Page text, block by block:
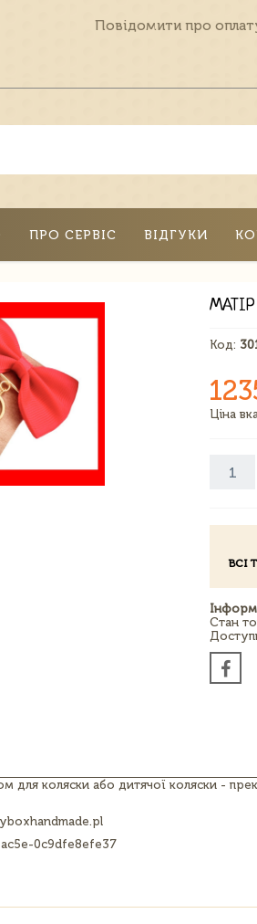
Повідомити про
ПРО СЕРВІС ВІДГУКИ
Код:
Ціна
ВСІ
Стан
для коляски або дитячої коляски -
0c9dfe8efe37